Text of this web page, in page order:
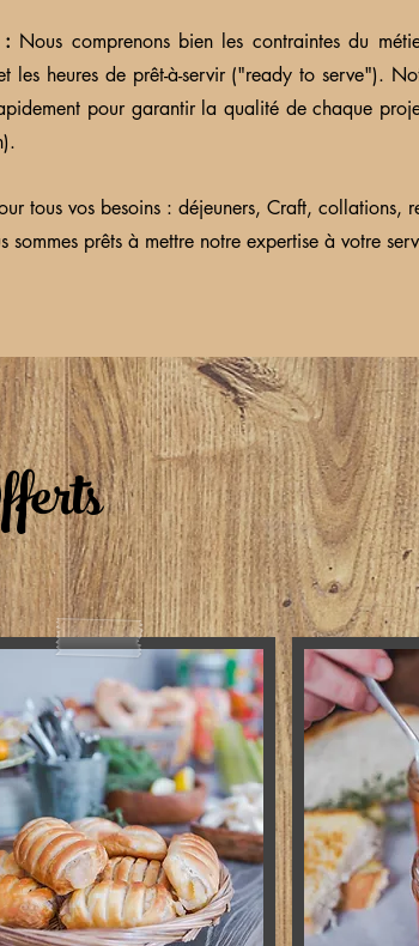
: Nous comprenons bien les contraintes du
les heures de prêt-à-servir ("ready to serve").
pour garantir la qualité de chaque
tous vos besoins : déjeuners, Craft, collations,
sommes prêts à mettre notre expertise à votre